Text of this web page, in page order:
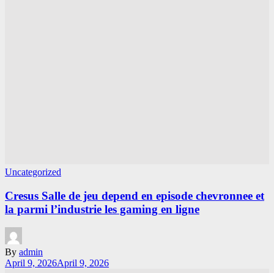
Uncategorized
Cresus Salle de jeu depend en episode chevronnee et
la parmi l’industrie les gaming en ligne
By admin
April 9, 2026April 9, 2026